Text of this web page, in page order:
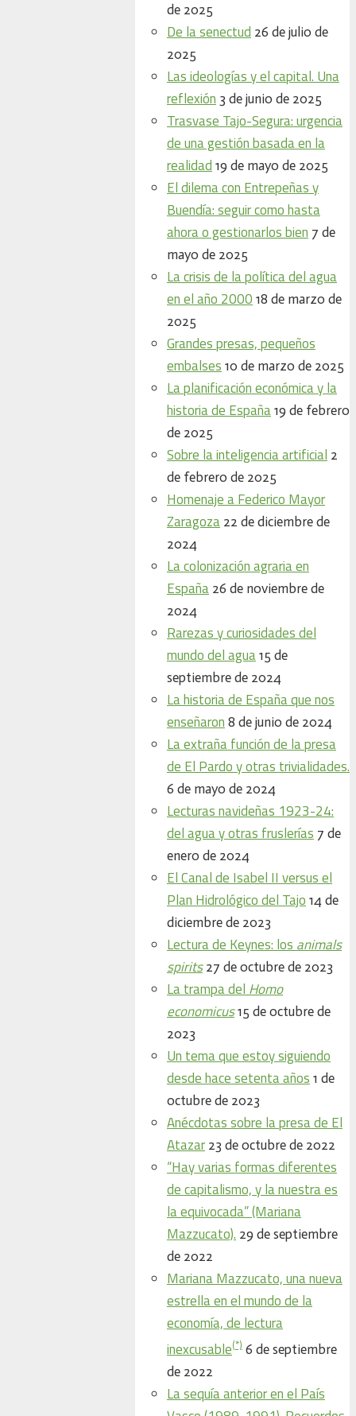
de 2025
De la senectud 26 de julio de
2025
Las ideologías y el capital. Una
reflexión 3 de junio de 2025
Trasvase Tajo-Segura: urgencia
de una gestión basada en la
realidad 19 de mayo de 2025
El dilema con Entrepeñas y
Buendía: seguir como hasta
ahora o gestionarlos bien 7 de
mayo de 2025
La crisis de la política del agua
en el año 2000 18 de marzo de
2025
Grandes presas, pequeños
embalses 10 de marzo de 2025
La planificación económica y la
historia de España 19 de febrero
de 2025
Sobre la inteligencia artificial 2
de febrero de 2025
Homenaje a Federico Mayor
Zaragoza 22 de diciembre de
2024
La colonización agraria en
España 26 de noviembre de
2024
Rarezas y curiosidades del
mundo del agua 15 de
septiembre de 2024
La historia de España que nos
enseñaron 8 de junio de 2024
La extraña función de la presa
de El Pardo y otras trivialidades.
6 de mayo de 2024
Lecturas navideñas 1923-24:
del agua y otras fruslerías 7 de
enero de 2024
El Canal de Isabel II versus el
Plan Hidrológico del Tajo 14 de
diciembre de 2023
Lectura de Keynes: los animals
spirits 27 de octubre de 2023
La trampa del Homo
economicus 15 de octubre de
2023
Un tema que estoy siguiendo
desde hace setenta años 1 de
octubre de 2023
Anécdotas sobre la presa de El
Atazar 23 de octubre de 2022
“Hay varias formas diferentes
de capitalismo, y la nuestra es
la equivocada” (Mariana
Mazzucato). 29 de septiembre
de 2022
Mariana Mazzucato, una nueva
estrella en el mundo de la
economía, de lectura
inexcusable(*) 6 de septiembre
de 2022
La sequía anterior en el País